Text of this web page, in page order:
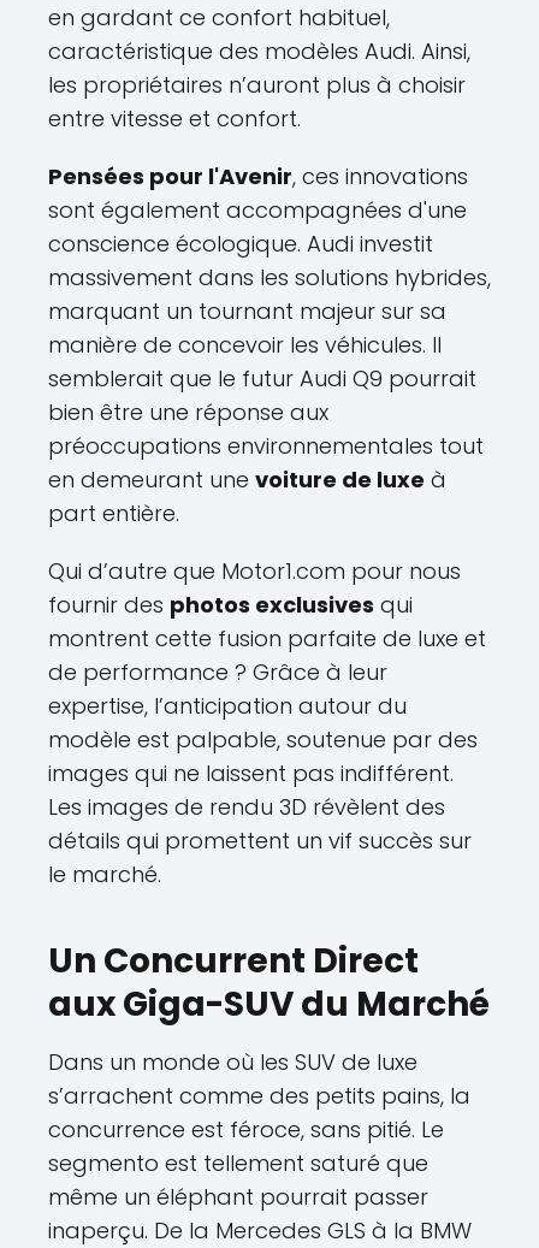
en gardant ce confort habituel,
caractéristique des modèles Audi. Ainsi,
les propriétaires n’auront plus à choisir
entre vitesse et confort.
Pensées pour l'Avenir, ces innovations
sont également accompagnées d'une
conscience écologique. Audi investit
massivement dans les solutions hybrides,
marquant un tournant majeur sur sa
manière de concevoir les véhicules. Il
semblerait que le futur Audi Q9 pourrait
bien être une réponse aux
préoccupations environnementales tout
en demeurant une voiture de luxe à
part entière.
Qui d’autre que Motor1.com pour nous
fournir des photos exclusives qui
montrent cette fusion parfaite de luxe et
de performance ? Grâce à leur
expertise, l’anticipation autour du
modèle est palpable, soutenue par des
images qui ne laissent pas indifférent.
Les images de rendu 3D révèlent des
détails qui promettent un vif succès sur
le marché.
Un Concurrent Direct
aux Giga-SUV du Marché
Dans un monde où les SUV de luxe
s’arrachent comme des petits pains, la
concurrence est féroce, sans pitié. Le
segmento est tellement saturé que
même un éléphant pourrait passer
inaperçu. De la Mercedes GLS à la BMW